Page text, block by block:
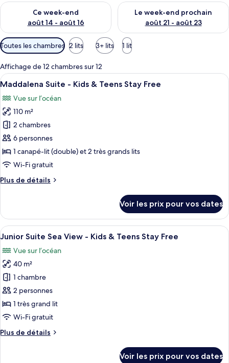
Ce week-end
août 14 - août 16
Vérifier la disponibilité pour ce week-end août 14 - août 16
Le week-end prochain
août 21 - août 23
Vérifier la disponibilité pour
Filtres
disponibles
pour
les
chambres
Toutes les chambres 2 lits 3+ lits 1 lit
Affichage de 12 chambres sur 12
Afficher
toutes
les
photos
pour
ce
type
de
chambre :
Maddalena
Kids
&
Teens
Stay
Free
Une chambre d’hôtel avec un lit, un
12
Maddalena Suite - Kids & Teens Stay Free
Vue sur l’océan
110 m²
2 chambres
6 personnes
1 canapé-lit (double) et 2 très grands lits
Wi-Fi gratuit
Plus de détails
Plus
le
type
de
Maddalena
Suite
Kids
&
Teens
Stay
Free
Voir les prix pour vos dates
Afficher
toutes
les
photos
pour
ce
type
de
chambre :
Junior
Une chambre d’hôtel moderne avec
11
Junior Suite Sea View - Kids & Teens Stay Free
Vue sur l’océan
40 m²
1 chambre
2 personnes
1 très grand lit
Wi-Fi gratuit
Plus de détails
Plus
Voir les prix pour vos dates